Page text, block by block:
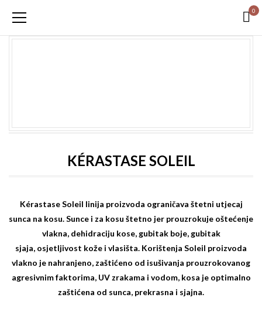
0
KÉRASTASE SOLEIL
KérastaseSoleil linija proizvoda ograničava štetni utjecaj
sunca na kosu. Sunce i za kosu štetno jer prouzrokuje oštećenje
vlakna, dehidraciju kose, gubitak boje, gubitak
sjaja, osjetljivost kože i vlasišta. Korištenja Soleil proizvoda
vlakno je nahranjeno, zaštićeno od isušivanja prouzrokovanog
agresivnim faktorima, UV zrakama i vodom, kosa je optimalno
zaštićena od sunca, prekrasna i sjajna.